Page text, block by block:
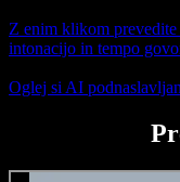
Z enim klikom
intonacijo in tempo
Oglej si AI